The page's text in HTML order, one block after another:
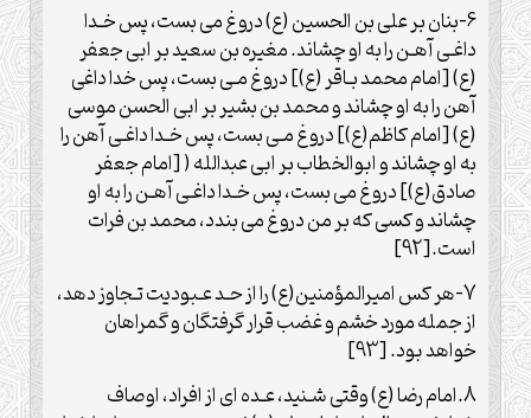
6-بنان بر علی بن الحسین (ع) دروغ می بست، پس خـدا
داغـی آهـن را به او چشاند. مغیره بن سعید بر ابی جعفر
(ع) [امام محمد بـاقر (ع)] دروغ مـی بست، پس خدا داغی
آهن را به او چشاند و محمد بن بشیر بر ابی الحسن موسی
(ع) [امام کاظم(ع)] دروغ مـی بست، پس خـدا داغـی آهن را
به او چشاند و ابوالخطاب بر ابی عبدالله ( [امام جعفر
صادق(ع)] دروغ می بست، پس خـدا داغـی آهـن را به او
چشاند و کسی که بر من دروغ می بندد، محمد بن فرات
است.[92]
7-هر کس امیرالمؤمنین(ع) را از حـد عـبودیت تـجاوز دهد،
از جمله مورد خشم و غضب قرار گرفتگان و گمراهان
خواهد بود. [93]
8.امام رضا (ع) وقتی شـنید، عـده ای از افراد، اوصاف